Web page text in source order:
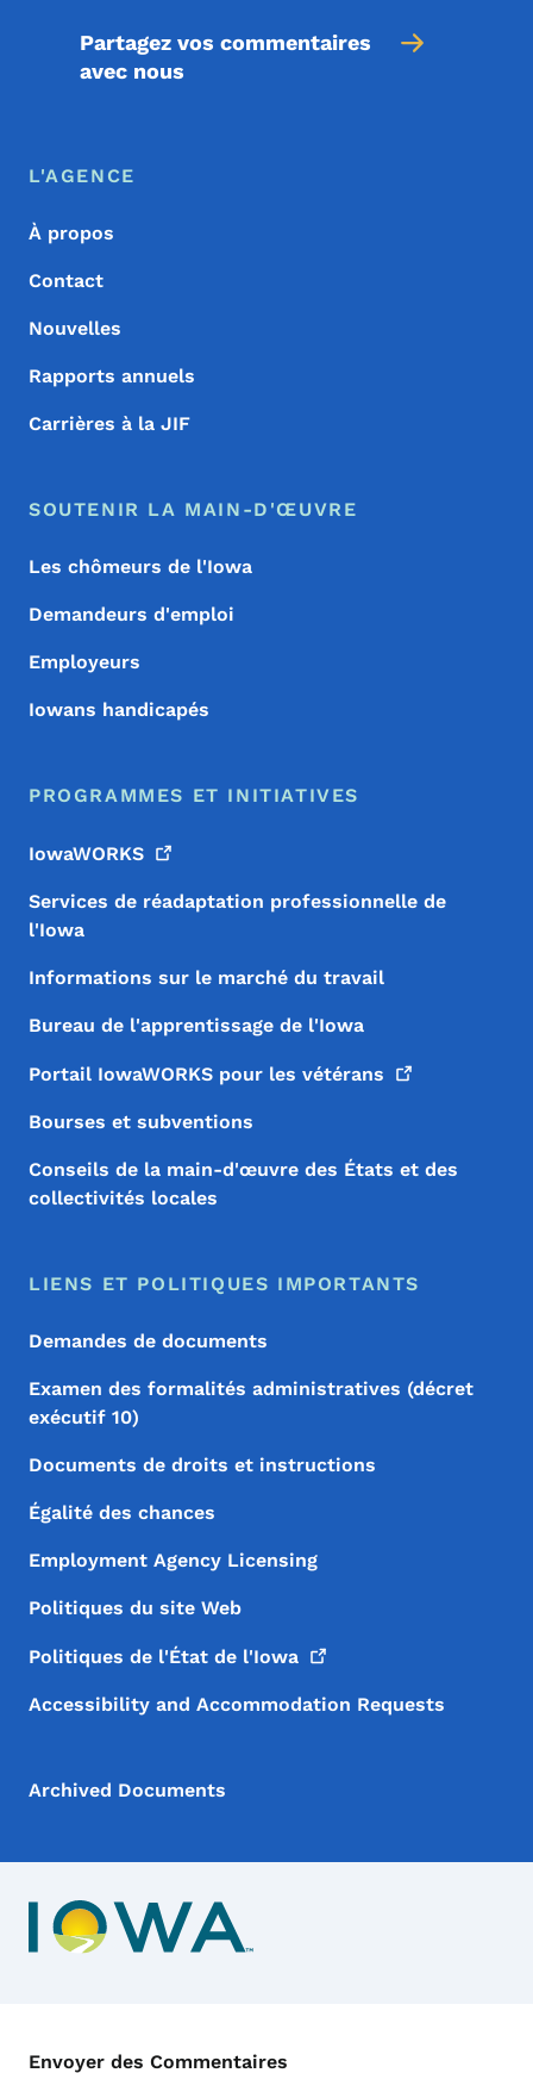
Partagez vos commentaires
avec nous
Menu de pied de page
Footer
L'AGENCE
À propos
Contact
Nouvelles
Rapports annuels
Carrières à la JIF
SOUTENIR LA MAIN-D'ŒUVRE
Les chômeurs de l'Iowa
Demandeurs d'emploi
Employeurs
Iowans handicapés
PROGRAMMES ET INITIATIVES
IowaWORKS
Services de réadaptation professionnelle de
l'Iowa
Informations sur le marché du travail
Bureau de l'apprentissage de l'Iowa
Portail IowaWORKS pour les vétérans
Bourses et subventions
Conseils de la main-d'œuvre des États et des
collectivités locales
LIENS ET POLITIQUES IMPORTANTS
Demandes de documents
Examen des formalités administratives (décret
exécutif 10)
Documents de droits et instructions
Égalité des chances
Employment Agency Licensing
Politiques du site Web
Politiques de l'État de l'Iowa
Accessibility and Accommodation Requests
Archived Documents
Menu de Contact
Envoyer des Commentaires